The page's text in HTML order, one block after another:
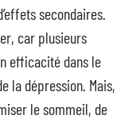
secondaires.
car plusieurs
efficacité dans le
la dépression. Mais,
le sommeil, de